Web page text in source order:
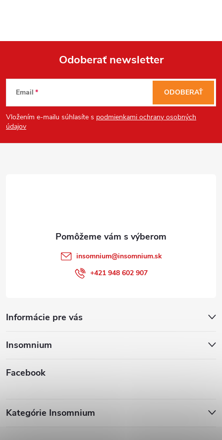
Z
á
p
Odoberať newsletter
Email
Vložením e-mailu súhlasíte s podmienkami ochrany osobných
údajov
ODOBERAŤ
Informácie pre vás
Insomnium
Facebook
insomnium@insomnium.sk
+421 948 602 907
Kategórie Insomnium